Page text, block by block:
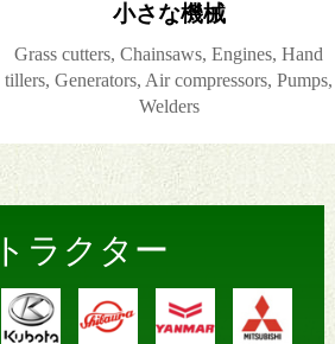
小さな機械
Grass cutters, Chainsaws, Engines, Hand
tillers, Generators, Air compressors, Pumps,
Welders
トラクター